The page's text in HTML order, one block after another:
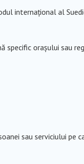
internațional al
specific orașului sau
sau serviciului pe